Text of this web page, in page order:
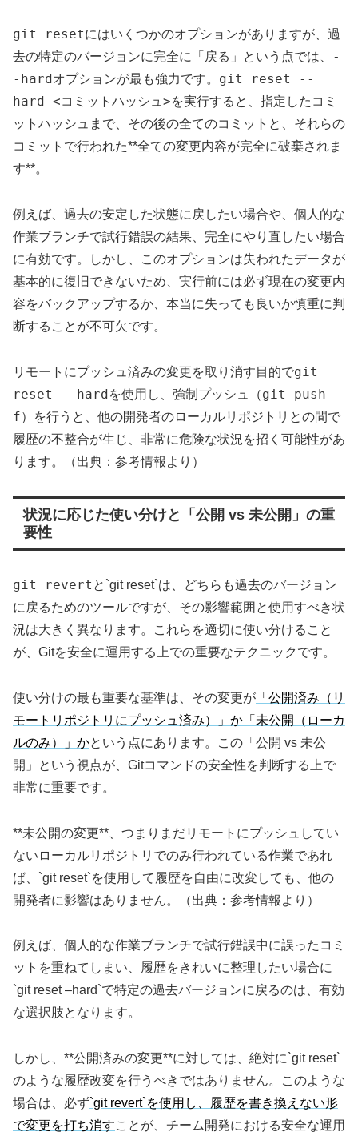
git resetにはいくつかのオプションがありますが、過
去の特定のバージョンに完全に「戻る」という点では、
-
-hard オプションが最も強力です。 git reset --
hard <コミットハッシュ>を実行すると、指定したコミ
ットハッシュまで、その後の全てのコミットと、それらの
コミットで行われた**全ての変更内容が完全に破棄されま
す**。
例えば、過去の安定した状態に戻したい場合や、個人的な
作業ブランチで試行錯誤の結果、完全にやり直したい場合
に有効です。しかし、このオプションは失われたデータが
基本的に復旧できないため、実行前には必ず現在の変更内
容をバックアップするか、本当に失っても良いか慎重に判
断することが不可欠です。
リモートにプッシュ済みの変更を取り消す目的でgit
reset --hardを使用し、強制プッシュ（git push -
f）を行うと、他の開発者のローカルリポジトリとの間で
履歴の不整合が生じ、非常に危険な状況を招く可能性があ
ります。（出典：参考情報より）
状況に応じた使い分けと「公開 vs 未公開」の重
要性
git revert と`git reset`は、どちらも過去のバージョン
に戻るためのツールですが、その影響範囲と使用すべき状
況は大きく異なります。これらを適切に使い分けること
が、Gitを安全に運用する上での重要なテクニックです。
使い分けの最も重要な基準は、その変更が 「公開済み（リ
モートリポジトリにプッシュ済み）」か「未公開（ローカ
ルのみ）」かという点にあります。この「公開 vs 未公
開」という視点が、Gitコマンドの安全性を判断する上で
非常に重要です。
**未公開の変更**、つまりまだリモートにプッシュしてい
ないローカルリポジトリでのみ行われている作業であれ
ば、`git reset`を使用して履歴を自由に改変しても、他の
開発者に影響はありません。（出典：参考情報より）
例えば、個人的な作業ブランチで試行錯誤中に誤ったコミ
ットを重ねてしまい、履歴をきれいに整理したい場合に
`git reset –hard`で特定の過去バージョンに戻るのは、有効
な選択肢となります。
しかし、**公開済みの変更**に対しては、絶対に`git reset`
のような履歴改変を行うべきではありません。このような
場合は、必ず`git revert`を使用し、履歴を書き換えない形
で変更を打ち消すことが、チーム開発における安全な運用